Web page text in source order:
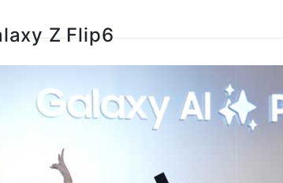
Z Flip6